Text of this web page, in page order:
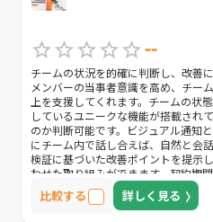
--
チームの状況を的確に判断し、改善
メンバーの当事者意識を高め、チー
上を支援してくれます。チームの状
しているユニークな機能が搭載され
のか判断可能です。ビジュアル通知
にチーム内で話し合えば、自然と会
検証に基づいた改善ポイントを提示
わせた取り組みができます。契約期
も、そのつど更新すれば継続して実
すれば人数を増やすことも可能です
比較する 詳しく見る